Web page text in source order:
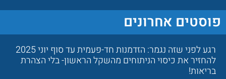
פוסטים אחרונים
רגע לפני שזה נגמר: הזדמנות חד-פעמית עד סוף יוני 2025
להחזיר את כיסוי הניתוחים מהשקל הראשון- בלי הצהרת
בריאות!